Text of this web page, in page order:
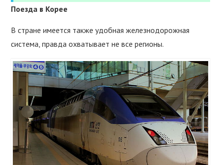
Поезда в Корее
В стране имеется также удобная железнодорожная
система, правда охватывает не все регионы.